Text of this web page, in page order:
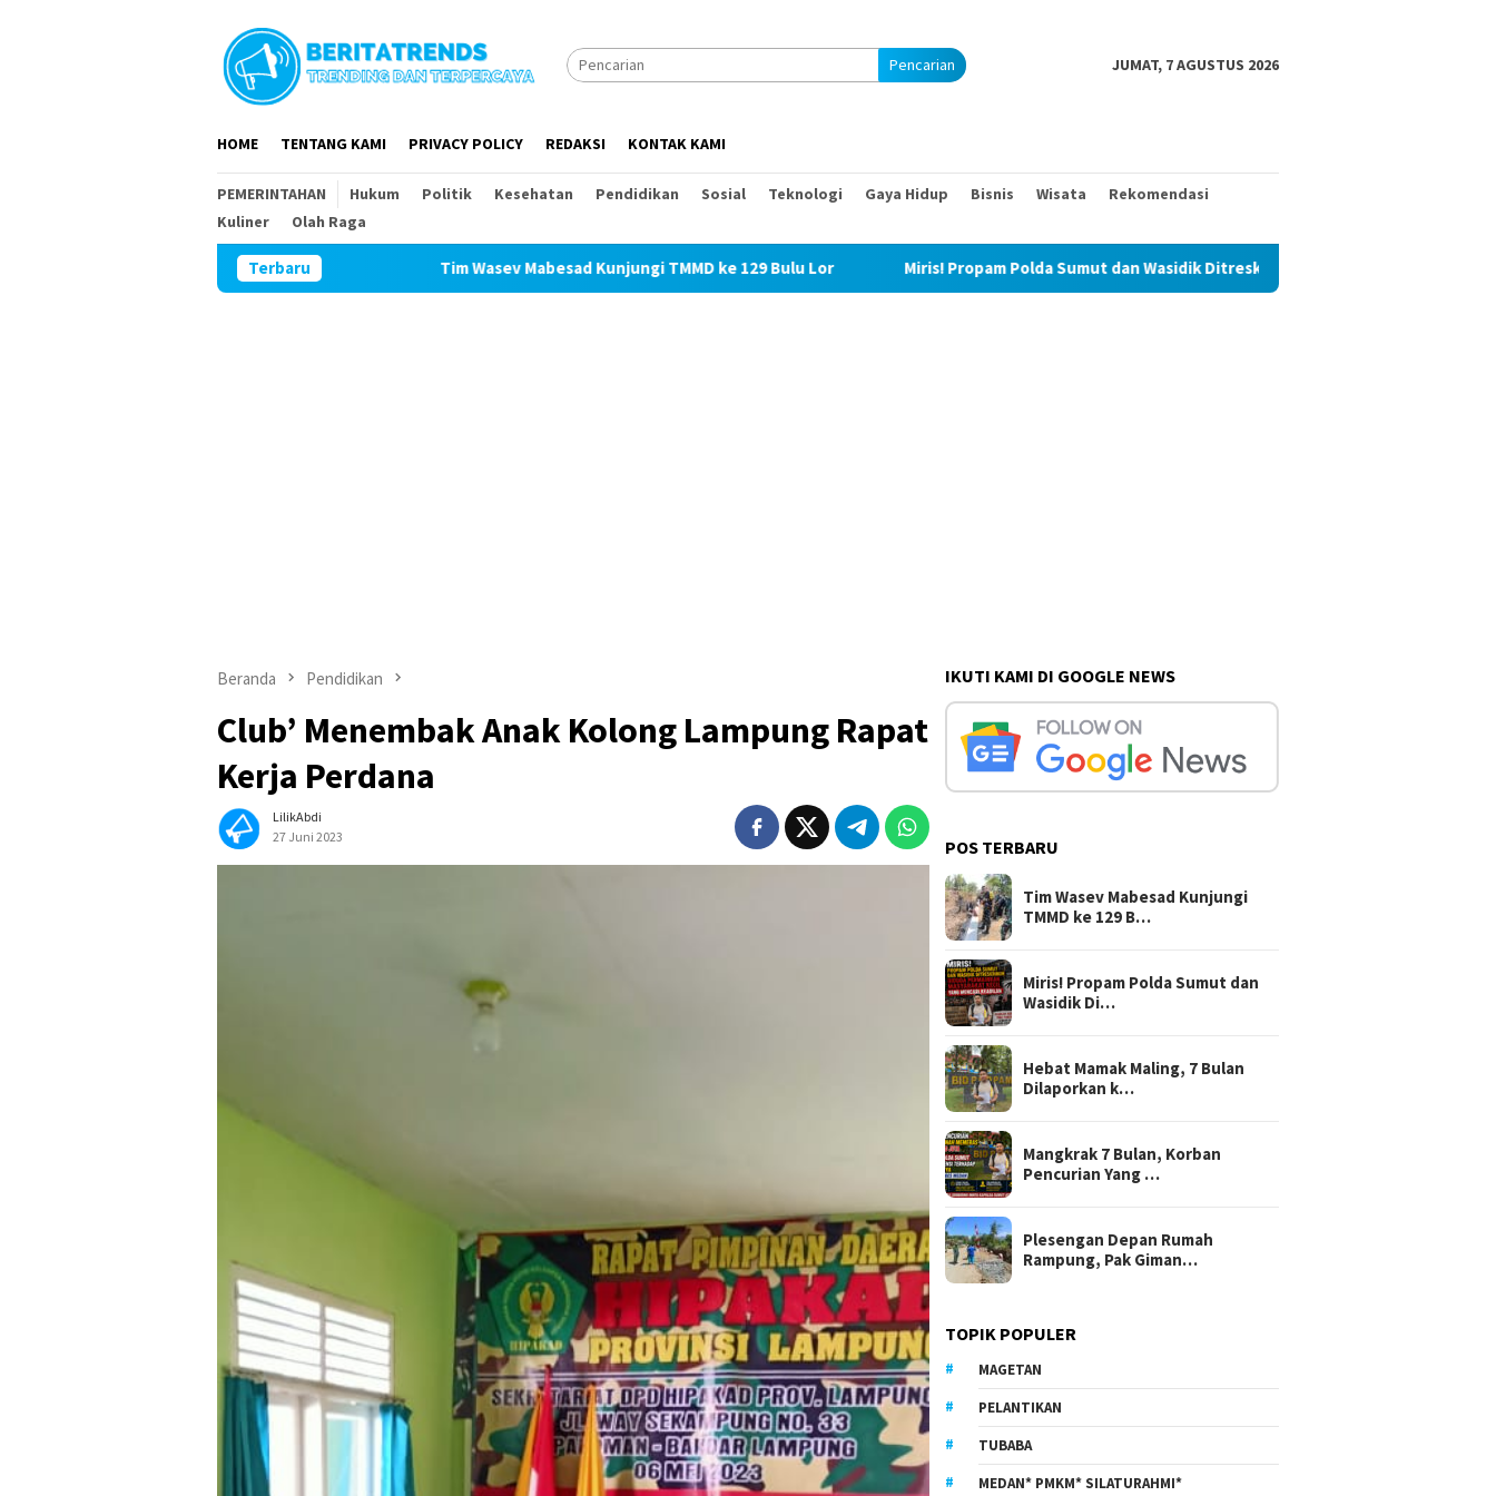
Pencarian JUMAT, 7 AGUSTUS 2026
HOME TENTANG KAMI PRIVACY POLICY REDAKSI KONTAK KAMI
PEMERINTAHAN Hukum Politik Kesehatan Pendidikan Sosial Teknologi Gaya Hidup Bisnis Wisata
Rekomendasi
Kuliner
Olah Raga
Terbaru
Tim Wasev Mabesad Kunjungi TMMD ke 129 Bulu Lor Miris! Propam Polda Sumut dan Wasidik Ditreskrimum Diduga Permainkan Masyarakat Kecil Yang
Beranda Pendidikan
Club’ Menembak Anak Kolong Lampung Rapat
Kerja Perdana
LilikAbdi
27 Juni 2023
IKUTI KAMI DI GOOGLE NEWS
POS TERBARU
Tim Wasev Mabesad Kunjungi
TMMD ke 129 B…
Miris! Propam Polda Sumut dan
Wasidik Di…
Hebat Mamak Maling, 7 Bulan
Dilaporkan k…
Mangkrak 7 Bulan, Korban
Pencurian Yang …
Plesengan Depan Rumah
Rampung, Pak Giman…
TOPIK POPULER
MAGETAN
PELANTIKAN
TUBABA
MEDAN* PMKM* SILATURAHMI*